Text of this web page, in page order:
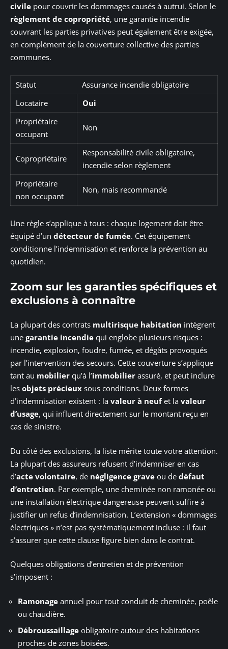
civile pour couvrir les dommages causés à autrui. Selon le
règlement de copropriété, une garantie incendie
couvrant les parties privatives peut également être exigée,
en complément de la couverture collective des parties
communes.
Statut
Assurance incendie obligatoire
Locataire
Oui
Propriétaire
occupant
Non
Copropriétaire
Responsabilité civile obligatoire,
incendie selon règlement
Propriétaire
non occupant
Non, mais recommandé
Une règle s’applique à tous : chaque logement doit être
équipé d’un détecteur de fumée. Cet équipement
conditionne l’indemnisation et renforce la prévention au
quotidien.
Zoom sur les garanties spécifiques et
exclusions à connaître
La plupart des contrats multirisque habitation intègrent
une garantie incendie qui englobe plusieurs risques :
incendie, explosion, foudre, fumée, et dégâts provoqués
par l’intervention des secours. Cette couverture s’applique
tant au mobilier qu’à l’immobilier assuré, et peut inclure
les objets précieux sous conditions. Deux formes
d’indemnisation existent : la valeur à neufet la valeur
d’usage, qui influent directement sur le montant reçu en
cas de sinistre.
Du côté des exclusions, la liste mérite toute votre attention.
La plupart des assureurs refusent d’indemniser en cas
d’acte volontaire, de négligence grave ou de défaut
d’entretien. Par exemple, une cheminée non ramonée ou
une installation électrique dangereuse peuvent suffire à
justifier un refus d’indemnisation. L’extension « dommages
électriques » n’est pas systématiquement incluse : il faut
s’assurer que cette clause figure bien dans le contrat.
Quelques obligations d’entretien et de prévention
s’imposent :
Ramonage annuel pour tout conduit de cheminée, poêle
ou chaudière.
Débroussaillage obligatoire autour des habitations
proches de zones boisées.